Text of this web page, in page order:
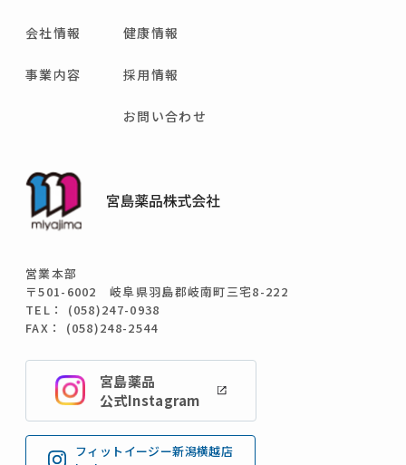
営業本部
〒501-6002 岐阜県羽島郡岐南町三宅8-222
TEL： (058)247-0938
FAX： (058)248-2544
会社情報
事業内容
健康情報
採用情報
お問い合わせ
宮島薬品
公式Instagram
フィットイージー新潟横越店